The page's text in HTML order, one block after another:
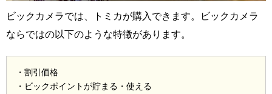
ビックカメラでは、トミカが購入できます。ビックカメラ
ならではの以下のような特徴があります。
・割引価格
・ビックポイントが貯まる・使える